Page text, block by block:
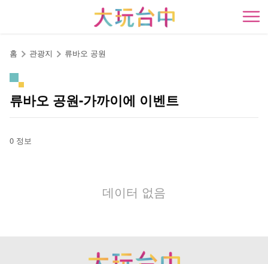
開
홈 관광지 류바오 공원
류바오 공원-가까이에 이벤트
0 정보
데이터 없음